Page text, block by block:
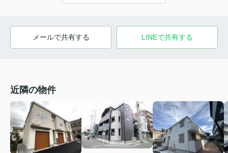
メールで共有する LINEで共有する
近隣の物件